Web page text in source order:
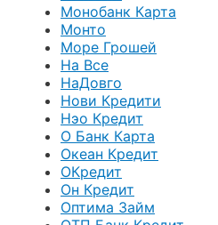
Монобанк Карта
Монто
Море Грошей
На Все
НаДовго
Нови Кредити
Нэо Кредит
О Банк Карта
Океан Кредит
ОКредит
Он Кредит
Оптима Займ